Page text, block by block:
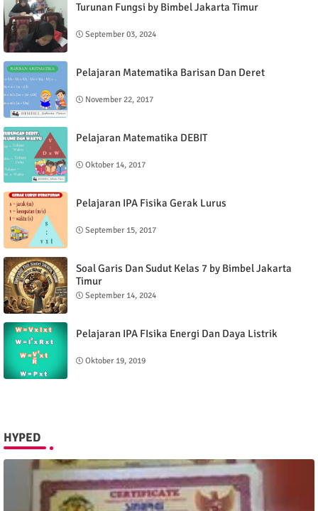
Turunan Fungsi by Bimbel Jakarta Timur
September 03, 2024
Pelajaran Matematika Barisan Dan Deret
November 22, 2017
Pelajaran Matematika DEBIT
Oktober 14, 2017
Pelajaran IPA Fisika Gerak Lurus
September 15, 2017
Soal Garis Dan Sudut Kelas 7 by Bimbel Jakarta
Timur
September 14, 2024
Pelajaran IPA FIsika Energi Dan Daya Listrik
Oktober 19, 2019
HYPED